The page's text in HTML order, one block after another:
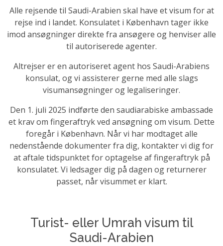
Alle rejsende til Saudi-Arabien skal have et visum for at
rejse ind i landet. Konsulatet i København tager ikke
imod ansøgninger direkte fra ansøgere og henviser alle
til autoriserede agenter.
Altrejser er en autoriseret agent hos Saudi-Arabiens
konsulat, og vi assisterer gerne med alle slags
visumansøgninger og legaliseringer.
Den 1. juli 2025 indførte den saudiarabiske ambassade
et krav om fingeraftryk ved ansøgning om visum. Dette
foregår i København. Når vi har modtaget alle
nedenstående dokumenter fra dig, kontakter vi dig for
at aftale tidspunktet for optagelse af fingeraftryk på
konsulatet. Vi ledsager dig på dagen og returnerer
passet, når visummet er klart.
Turist- eller Umrah visum til
Saudi-Arabien